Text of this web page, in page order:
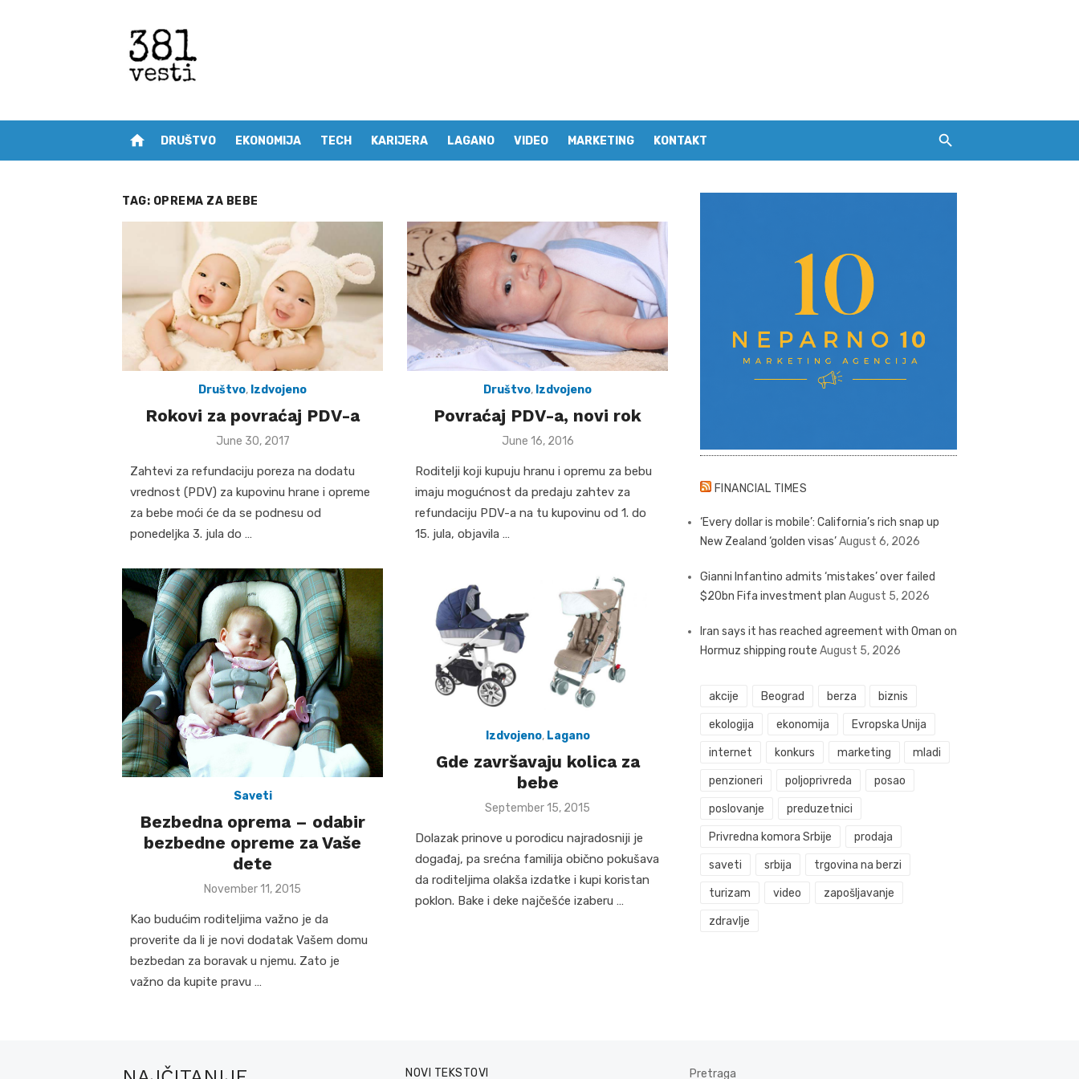
home DRUŠTVO EKONOMIJA TECH KARIJERA LAGANO VIDEO MARKETING KONTAKT
TAG: OPREMA ZA BEBE
Društvo, Izdvojeno
Rokovi za povraćaj PDV-a
Posted
June 30, 2017
Zahtevi za refundaciju poreza na dodatu
vrednost (PDV) za kupovinu hrane i opreme
za bebe moći će da se podnesu od
ponedeljka 3. jula do …
Društvo, Izdvojeno
Povraćaj PDV-a, novi rok
Posted
June 16, 2016
Roditelji koji kupuju hranu i opremu za bebu
imaju mogućnost da predaju zahtev za
refundaciju PDV-a na tu kupovinu od 1. do
15. jula, objavila …
Saveti
Bezbedna oprema – odabir
bezbedne opreme za Vaše
dete
Posted
November 11, 2015
Kao budućim roditeljima važno je da
proverite da li je novi dodatak Vašem domu
bezbedan za boravak u njemu. Zato je
važno da kupite pravu …
Izdvojeno, Lagano
Gde završavaju kolica za
bebe
Posted
September 15, 2015
Dolazak prinove u porodicu najradosniji je
događaj, pa srećna familija obično pokušava
da roditeljima olakša izdatke i kupi koristan
poklon. Bake i deke najčešće izaberu …
FINANCIAL TIMES
‘Every dollar is mobile’: California’s rich snap up
New Zealand ‘golden visas’August 6, 2026
Gianni Infantino admits ‘mistakes’ over failed
$20bn Fifa investment plan August 5, 2026
Iran says it has reached agreement with Oman on
Hormuz shipping route August 5, 2026
akcije Beograd berza biznis
ekologija ekonomija Evropska Unija
internet konkurs marketing mladi
penzioneri poljoprivreda posao
poslovanje preduzetnici
Privredna komora Srbije prodaja
saveti srbija trgovina na berzi
turizam video zapošljavanje
zdravlje
NOVI TEKSTOVI Pretraga